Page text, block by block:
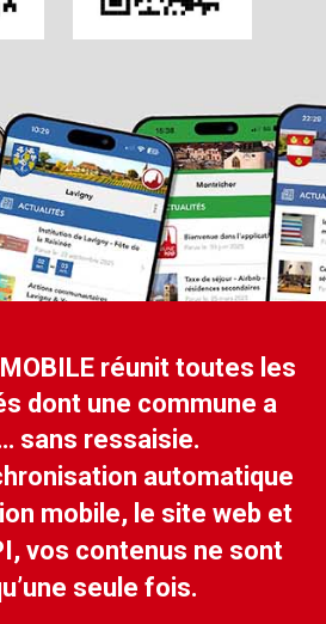
réunit toutes les
dont une commune a
sans ressaisie.
automatique
mobile, le site web et
vos contenus ne sont
seule fois.